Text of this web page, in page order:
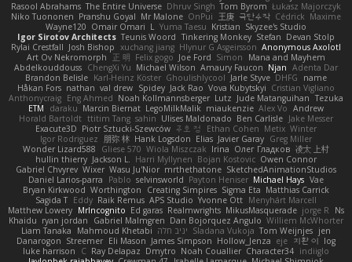
Rasool Abrahams The Entire Universe Dhruv Singh Tom Byrom Łukasz Majorczyk
Niko Tuononen Pranshu Goyal Mr Malone OnPui 王庚 극단수작 Cédrick Maxime
Wayne120 Omair Omari L Yuma Taesu Kristian Skyzee's Studio
Igor Sirotov Architects Teunis Woord Tinkering Monkey Stefan Devan Stolp
Rylai Crestfall Josh Bishop xuchang jiang Hlynur G Asgeirsson Anonymous Axolotl
Art Ov Nekromorph
正 明 Felix gogo Joe Ford Simon
Mana and Mayhem
Abdelkouddouss ChengXi Yu Michael Wilson Amaury Faucon Njan Adenta Dar
Brandon Belisle Karl-Heinz Köster Ghoulishlycool Jarle Styve DHFG
name
Håkan Fors nathan val drew Spidey Jack Rao Vova Kubytskyi Cristian Vigliano
Anthonycraig Eng Ahmed Noah Kollmannsberger Lutz Jude Matanguihan Tezuka
ETM
daraku Marcin Biernat LegoMilkMalik miaukenzie Alex Vo Andrew
Horald Bartoldt ttitim Tang sahin Ulises Maldonado Ben Carlisle Jake Messer
Exacute3D Piotr Sztucki-Szewców 주호 정 Ethan Cohen Metix Winter
Igor Rodriguez 朋弥 林 Hank Logsdon Elias Javier Garay Greg Miller
Wonder Lizard588
Gliese 570 Wiola Miszczak Irina Олег Гладков 凌太 上村
hullin thierry Jackson L. Harri Myllynen Bojan Kostovic Owen Connor
Gabriel Chvyrev Wixer Wasu Ju'Nior mrthethatone SketchedAnimationStudios
Daniel Larios-parra
Pablo selvinsworld Payton Heniser Michael Hays Vae
Bryan Kirkwood Worthington Creating Simpires Sigma Eta Matthias Carrick
Sagida T Eddy Raik Remus APS Studio Yvonne Ott Menyhárt Marcell
Matthew Lowery MrIncognito Ed garas Realmwrights MikusMasquerade jorge R
Ns
Khaidu ryan jordan Gabriel Malmgren Dan Bojorquez Angulo Williem McWhorter
Liam Tanaka
Mahmoud Khetabi יניב חלה Sladana Vukoja Tom Weijnjes jen
Danarogon Streemer Eli Mason James Simpson Hollow_Jenza eje 지환 이 log
luke harrison
C Ray Delapaz Dmytro Noah Couallier Character34 indiiglo